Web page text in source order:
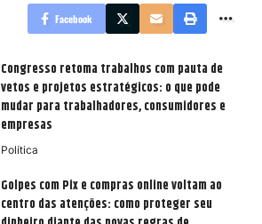
Facebook
Congresso retoma trabalhos com pauta de
vetos e projetos estratégicos: o que pode
mudar para trabalhadores, consumidores e
empresas
Política
Golpes com Pix e compras online voltam ao
centro das atenções: como proteger seu